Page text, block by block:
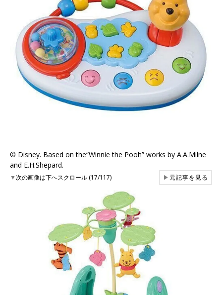
©︎ Disney. Based on the“Winnie the Pooh” works by A.A.Milne
and E.H.Shepard.
▼次の画像は下へスクロール (17/117) ▶元記事を見る